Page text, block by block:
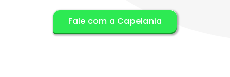
Fale com a Capelania